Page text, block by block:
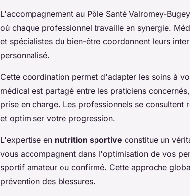
L'accompagnement au Pôle Santé Valromey-
où chaque professionnel travaille en synergie.
et spécialistes du bien-être coordonnent leurs
personnalisé.
Cette coordination permet d'adapter les soins à
médical est partagé entre les praticiens
prise en charge. Les professionnels se consultent
et optimiser votre progression.
L'expertise en nutrition sportive constitue un
vous accompagnent dans l'optimisation de vos
sportif amateur ou confirmé. Cette approche
prévention des blessures.